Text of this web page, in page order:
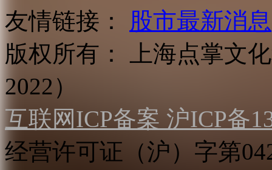
友情链接：
股市最新消息
版权所有：
上海点掌文
2022）
互联网ICP备案 沪ICP备
经营许可证（沪）字第